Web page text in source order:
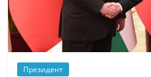
Президент